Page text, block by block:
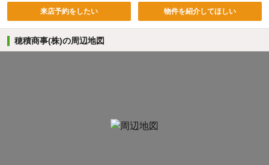
来店予約をしたい 物件を紹介してほしい
穂積商事(株)の周辺地図